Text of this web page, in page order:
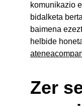
komunikazio
bidalketa
baimena
helbide
Zer